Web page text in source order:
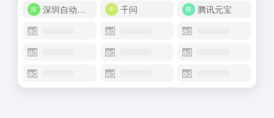
深圳自动化商城
千问 腾讯元宝